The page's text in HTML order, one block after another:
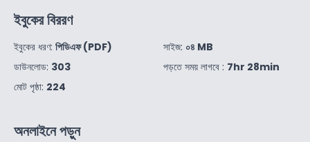
ইবুকের বিররণ
ইবুকের ধরণ: পিডিএফ (PDF)
ডাউনলোড: 303
মোট পৃষ্ঠা: 224
সাইজ: ০৪ MB
পড়তে সময় লাগবে : 7hr 28min
অনলাইনে পড়ুন